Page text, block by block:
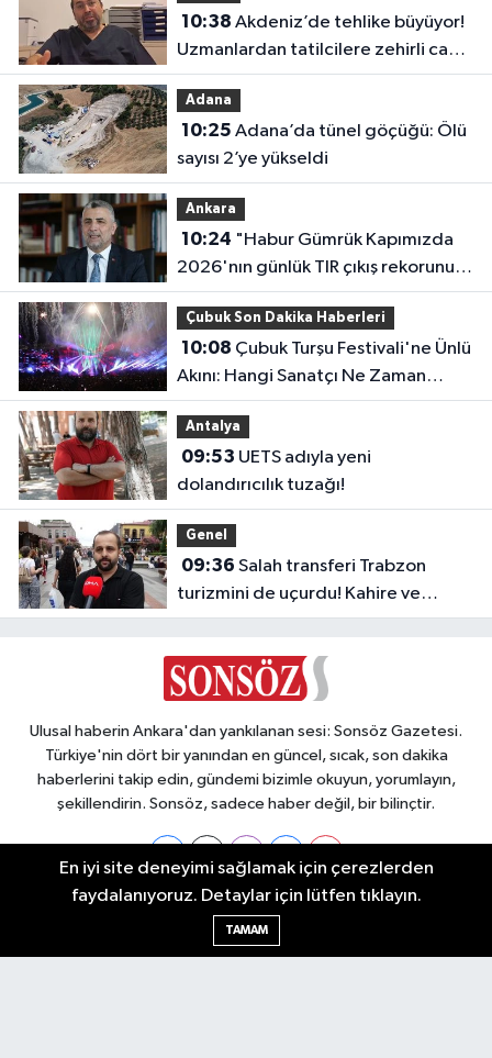
10:38
Uzmanlardan tatilcilere zehirli canlı
uyarısı
Adana
10:25
sayısı 2’ye yükseldi
Ankara
10:24
2026'nın günlük TIR çıkış rekorunu
kırdık"
Çubuk Son Dakika Haberleri
10:08
Akını: Hangi Sanatçı Ne Zaman
Çıkacak?
Antalya
09:53
dolandırıcılık tuzağı!
Genel
09:36
turizmini de uçurdu! Kahire ve
Tahran’dan direkt seferler başladı
Ulusal haberin Ankara'dan yankılanan sesi: Sonsöz Gazetesi.
Türkiye'nin dört bir yanından en güncel, sıcak, son dakika
haberlerini takip edin, gündemi bizimle okuyun, yorumlayın,
şekillendirin. Sonsöz, sadece haber değil, bir bilinçtir.
Ankara Nöbetçi Eczaneler
En iyi site deneyimi sağlamak için çerezlerden
faydalanıyoruz. Detaylar için lütfen tıklayın.
TAMAM